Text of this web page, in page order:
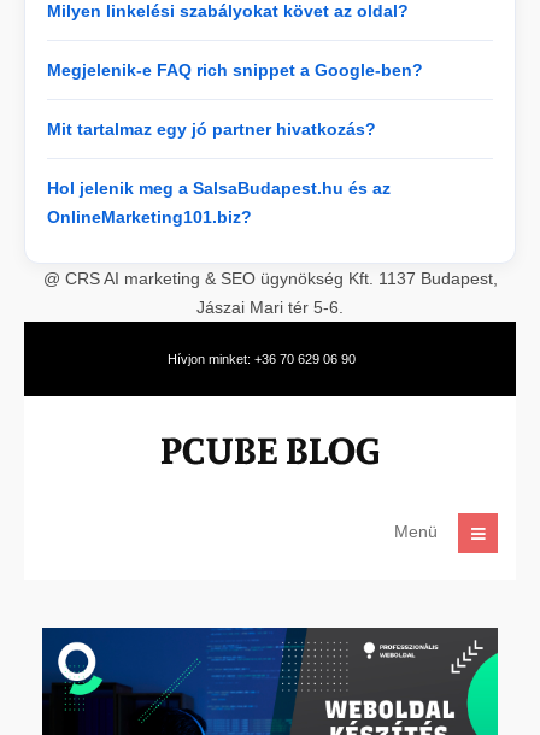
Milyen linkelési szabályokat követ az oldal?
Megjelenik-e FAQ rich snippet a Google-ben?
Mit tartalmaz egy jó partner hivatkozás?
Hol jelenik meg a SalsaBudapest.hu és az
OnlineMarketing101.biz?
@ CRS AI marketing & SEO ügynökség Kft. 1137 Budapest,
Jászai Mari tér 5-6.
Hívjon minket: +36 70 629 06 90
Menü